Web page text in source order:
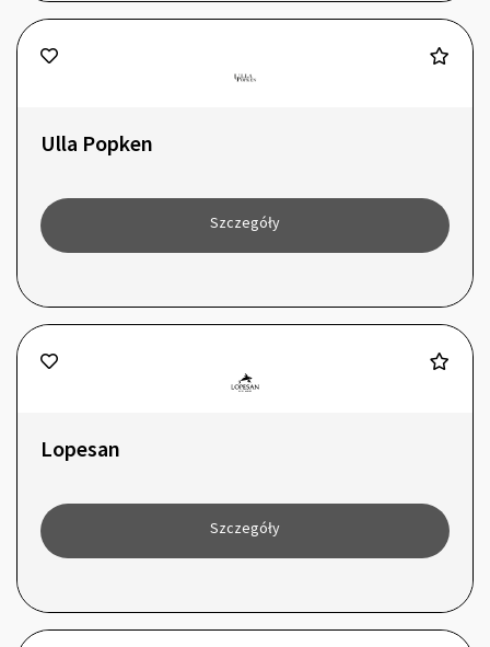
Ulla Popken
Szczegóły
Lopesan
Szczegóły